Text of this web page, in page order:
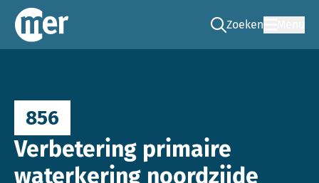
Commissie mer
Zoeken
Ga naar de zoek
856
Verbetering primaire
waterkering noordzijde